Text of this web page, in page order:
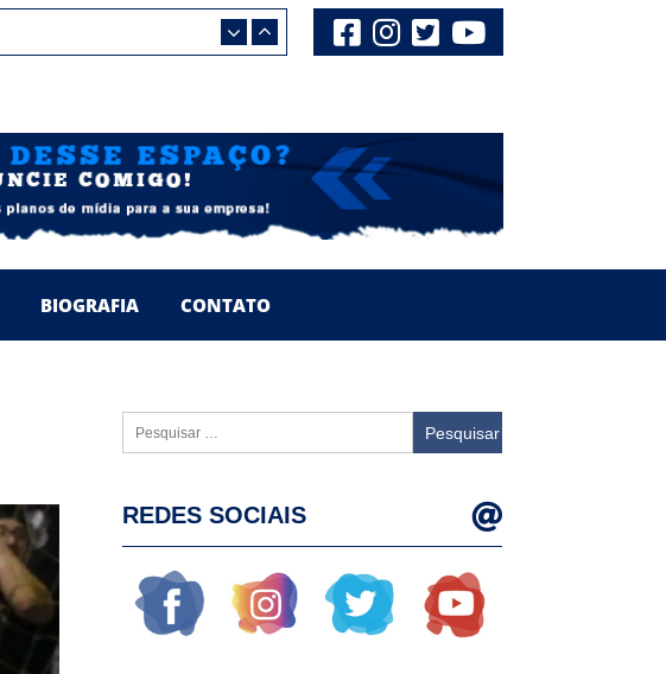
BIOGRAFIA CONTATO
por:
REDES SOCIAIS